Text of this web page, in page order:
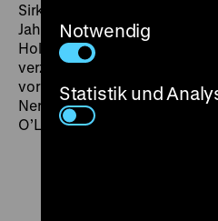
Sirk besetzt sie in
Jahrmarktssängerin Mary
Hollywoodregisseur (Don
verzweifelt nach Ersatz für
vor Drehstart seines neuen
Nervenzusammenbruch
O’Leary mit allen Mitteln zu
Notwendig
Statistik und